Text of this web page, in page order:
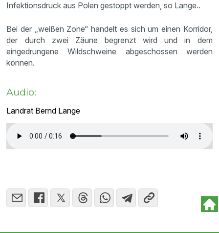
Infektionsdruck aus Polen gestoppt werden, so Lange..
Bei der „weißen Zone“ handelt es sich um einen Korridor,
der durch zwei Zäune begrenzt wird und in dem
eingedrungene Wildschweine abgeschossen werden
können.
Audio:
Landrat Bernd Lange